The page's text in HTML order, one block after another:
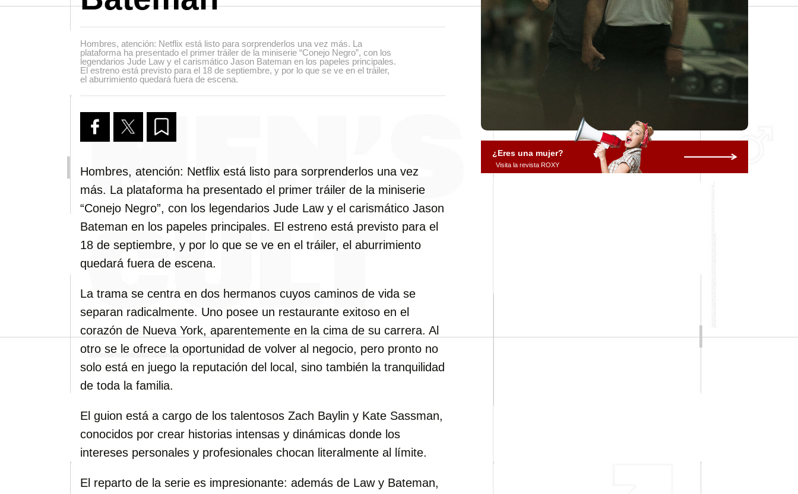
Hombres, atención: Netflix está listo para sorprenderlos una vez más. La
plataforma ha presentado el primer tráiler de la miniserie “Conejo Negro”, con los
legendarios Jude Law y el carismático Jason Bateman en los papeles principales.
El estreno está previsto para el 18 de septiembre, y por lo que se ve en el tráiler,
el aburrimiento quedará fuera de escena.
Hombres, atención: Netflix está listo para sorprenderlos una vez
más. La plataforma ha presentado el primer tráiler de la miniserie
“Conejo Negro”, con los legendarios Jude Law y el carismático Jason
Bateman en los papeles principales. El estreno está previsto para el
18 de septiembre, y por lo que se ve en el tráiler, el aburrimiento
quedará fuera de escena.
La trama se centra en dos hermanos cuyos caminos de vida se
separan radicalmente. Uno posee un restaurante exitoso en el
corazón de Nueva York, aparentemente en la cima de su carrera. Al
otro se le ofrece la oportunidad de volver al negocio, pero pronto no
solo está en juego la reputación del local, sino también la tranquilidad
de toda la familia.
El guion está a cargo de los talentosos Zach Baylin y Kate Sassman,
conocidos por crear historias intensas y dinámicas donde los
intereses personales y profesionales chocan literalmente al límite.
El reparto de la serie es impresionante: además de Law y Bateman,
¿Eres una mujer?
Visita la revista ROXY